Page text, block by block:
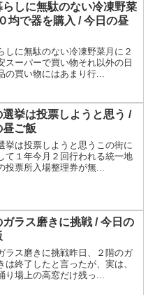
らしに無駄のない冷凍野菜
均で器を購入 / 今日の昼
しに無駄のない冷凍野菜月に２
スーパーで買い物それ以外の日
の買い物にはあまり行...
選挙は投票しようと思う /
昼ご飯
挙は投票しようと思うこの街に
て１年今月２回行われる統一地
投票所入場整理券が無...
ガラス磨きに挑戦 / 今日の
ラス磨きに挑戦昨日、２階のガ
は終了したと言ったが、実は、
り場上の高窓だけ残っ...